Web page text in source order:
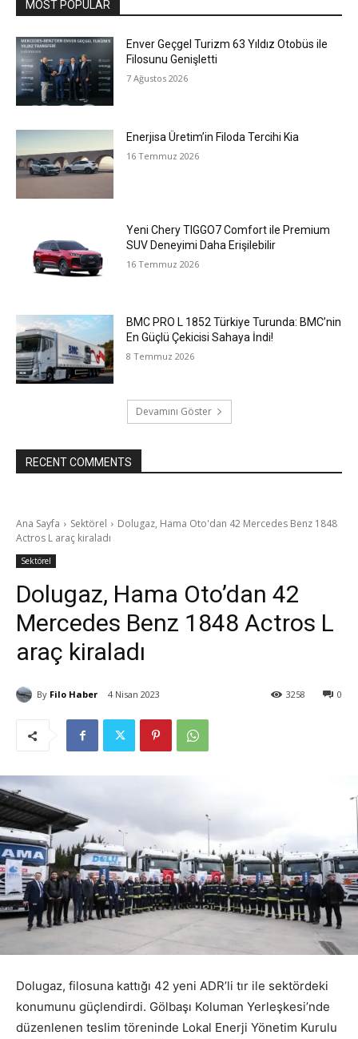
MOST POPULAR
Enver Geçgel Turizm 63 Yıldız Otobüs ile
Filosunu Genişletti
7 Ağustos 2026
Enerjisa Üretim’in Filoda Tercihi Kia
16 Temmuz 2026
Yeni Chery TIGGO7 Comfort ile Premium
SUV Deneyimi Daha Erişilebilir
16 Temmuz 2026
BMC PRO L 1852 Türkiye Turunda: BMC’nin
En Güçlü Çekicisi Sahaya İndi!
8 Temmuz 2026
Devamını Göster
RECENT COMMENTS